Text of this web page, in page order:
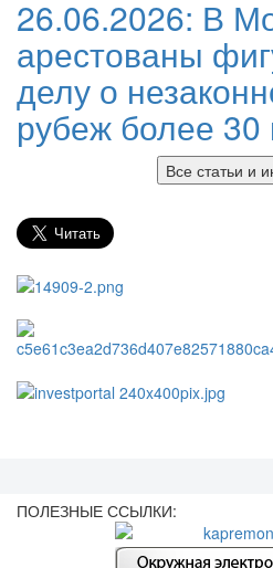
26.06.2026: В
арестованы
делу о
рубеж более
Все статьи и
ПОЛЕЗНЫЕ ССЫЛКИ: